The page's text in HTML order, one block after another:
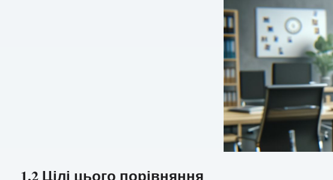
1.2 Цілі цього порівняння